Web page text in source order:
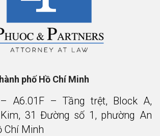
phố Hồ Chí Minh
A6.01F – Tầng trệt, Block A,
31 Đường số 1, phường An
Chí Minh